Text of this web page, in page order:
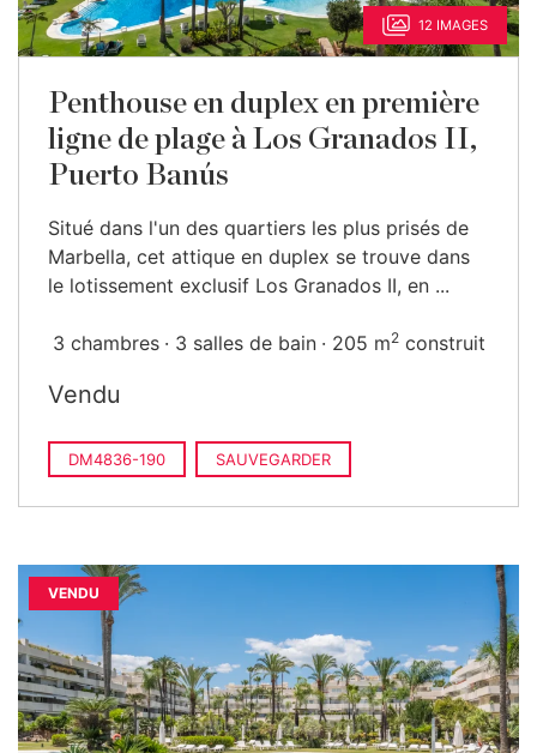
12 IMAGES
Penthouse en duplex en première
ligne de plage à Los Granados II,
Puerto Banús
Situé dans l'un des quartiers les plus prisés de
Marbella, cet attique en duplex se trouve dans
le lotissement exclusif Los Granados II, en ...
3 chambres 3 salles de bain 205 m2 construit
Vendu
DM4836-190 SAUVEGARDER
VENDU